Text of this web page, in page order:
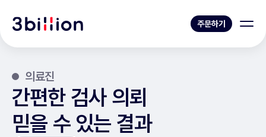
주문하기
의료진
간편한 검사 의뢰
믿을 수 있는 결과